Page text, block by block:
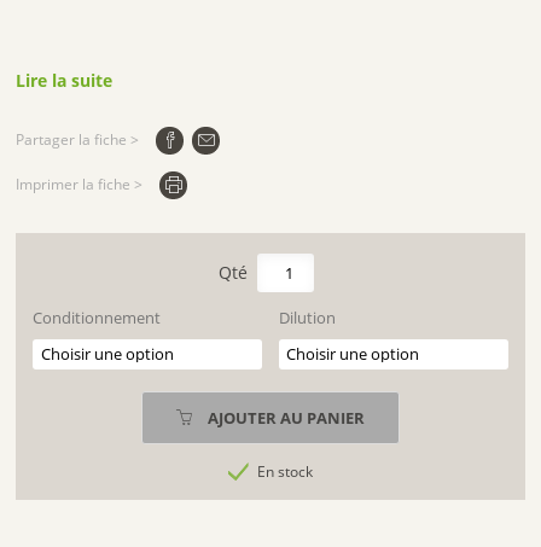
Lire la suite
Partager la fiche >
Imprimer la fiche >
Conditionnement Dilution
quantité
de
SINAPIS
NIGRA
AJOUTER AU PANIER
En stock